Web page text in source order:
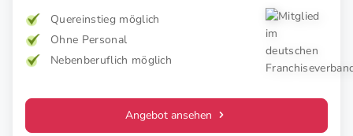
Quereinstieg möglich
Ohne Personal
Nebenberuflich möglich
Angebot ansehen